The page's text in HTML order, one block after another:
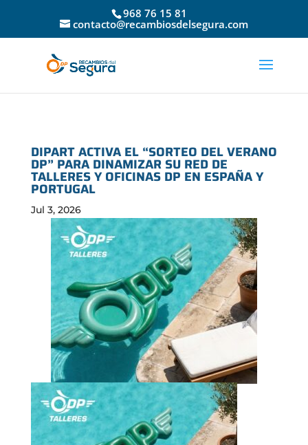
968 76 15 81
contacto@recambiosdelsegura.com
DIPART ACTIVA EL “SORTEO DEL VERANO
DP” PARA DINAMIZAR SU RED DE
TALLERES Y OFICINAS DP EN ESPAÑA Y
PORTUGAL
Jul 3, 2026